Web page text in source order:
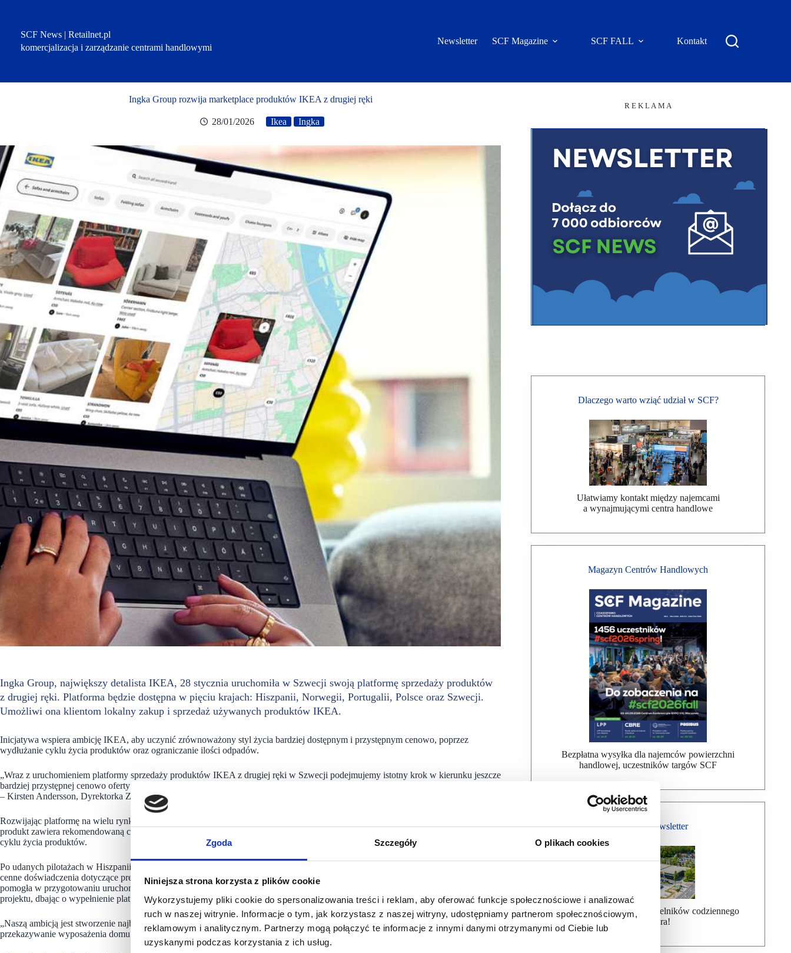
Zgoda Szczegóły O plikach cookies
Niniejsza strona korzysta z plików cookie
Wykorzystujemy pliki cookie do spersonalizowania treści i reklam, aby oferować funkcje społecznościowe i analizować
ruch w naszej witrynie. Informacje o tym, jak korzystasz z naszej witryny, udostępniamy partnerom społecznościowym,
reklamowym i analitycznym. Partnerzy mogą połączyć te informacje z innymi danymi otrzymanymi od Ciebie lub
uzyskanymi podczas korzystania z ich usług.
SCF News | Retailnet.pl
komercjalizacja i zarządzanie centrami handlowymi
Newsletter SCF Magazine SCF FALL Kontakt
Ingka Group rozwija marketplace produktów IKEA z drugiej ręki
28/01/2026 Ikea Ingka
Ingka Group, największy detalista IKEA, 28 stycznia uruchomiła w Szwecji swoją platformę sprzedaży produktów
z drugiej ręki. Platforma będzie dostępna w pięciu krajach: Hiszpanii, Norwegii, Portugalii, Polsce oraz Szwecji.
Umożliwi ona klientom lokalny zakup i sprzedaż używanych produktów IKEA.
Inicjatywa wspiera ambicję IKEA, aby uczynić zrównoważony styl życia bardziej dostępnym i przystępnym cenowo, poprzez
wydłużanie cyklu życia produktów oraz ograniczanie ilości odpadów.
„Wraz z uruchomieniem platformy sprzedaży produktów IKEA z drugiej ręki w Szwecji podejmujemy istotny krok w kierunku jeszcze
bardziej przystępnej cenowo oferty IKEA, jednocześnie ułatwiając klientom wydłużanie życia posiadanych produktów”
– Kirsten Andersson, Dyrektorka Zarządzająca ds. Platform i Marketplace’ów w IKEA Retail (Ingka Group).
Rozwijając platformę na wielu rynkach, Ingka Group dąży do osiągnięcia poziomu 170 tys. ofert do 2026 roku. Każdy wystawiony
produkt zawiera rekomendowaną cenę, wysokiej jakości zdjęcia oraz dokładne wymiary, co ułatwia klientom udział w wydłużaniu
cyklu życia produktów.
Po udanych pilotażach w Hiszpanii i Norwegii oraz po uruchomieniu platformy w Portugalii i Polsce w 2025 roku, IKEA zdobyła
cenne doświadczenia dotyczące preferencji klientów, modeli cenowych oraz wyzwań operacyjnych rynku wtórnego. Zdobyta wiedza
pomogła w przygotowaniu uruchomienia platformy w Szwecji. Pracownicy IKEA byli pierwszymi sprzedawcami i ambasadorami
projektu, dbając o wypełnienie platformy pierwszymi ofertami przed jej udostępnieniem szerokiemu gronu klientów.
„Naszą ambicją jest stworzenie najbardziej dynamicznej i inkluzywnej społeczności, w której ludzie łączą się ze sobą i z IKEA, aby
przekazywanie wyposażenia domu było proste, dostępne i satysfakcjonujące” – dodała Kirsten Andersson.
R E K L A M A
Dlaczego warto wziąć udział w SCF?
Ułatwiamy kontakt między najemcami
a wynajmującymi centra handlowe
Magazyn Centrów Handlowych
Bezpłatna wysyłka dla najemców powierzchni
handlowej, uczestników targów SCF
Bezpłatny Newsletter
Dołącz do ponad 7000 czytelników codziennego
newslettera!